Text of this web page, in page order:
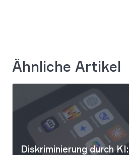
Ähnliche Artikel
Diskriminierung durch